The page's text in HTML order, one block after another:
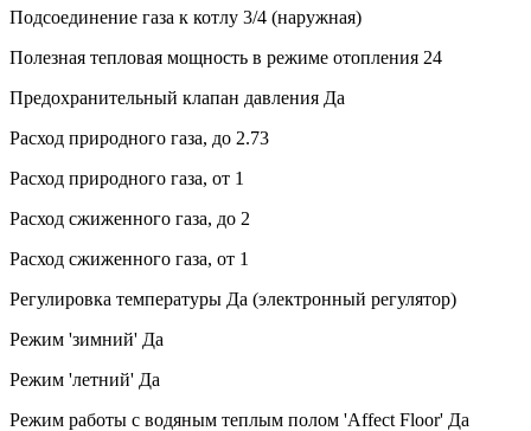
Подсоединение газа к котлу 3/4 (наружная)
Полезная тепловая мощность в режиме отопления 24
Предохранительный клапан давления Да
Расход природного газа, до 2.73
Расход природного газа, от 1
Расход сжиженного газа, до 2
Расход сжиженного газа, от 1
Регулировка температуры Да (электронный регулятор)
Режим 'зимний' Да
Режим 'летний' Да
Режим работы с водяным теплым полом 'Affect Floor' Да